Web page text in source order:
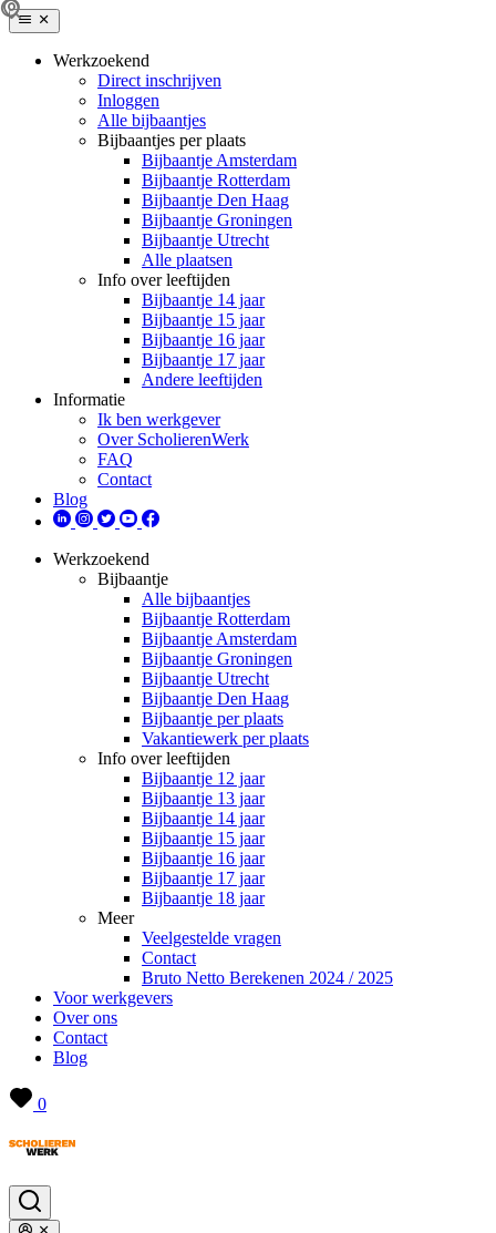
Werkzoekend
Direct inschrijven
Inloggen
Alle bijbaantjes
Bijbaantjes per plaats
Bijbaantje Amsterdam
Bijbaantje Rotterdam
Bijbaantje Den Haag
Bijbaantje Groningen
Bijbaantje Utrecht
Alle plaatsen
Info over leeftijden
Bijbaantje 14 jaar
Bijbaantje 15 jaar
Bijbaantje 16 jaar
Bijbaantje 17 jaar
Andere leeftijden
Informatie
Ik ben werkgever
Over ScholierenWerk
FAQ
Contact
Blog
Werkzoekend
Bijbaantje
Alle bijbaantjes
Bijbaantje Rotterdam
Bijbaantje Amsterdam
Bijbaantje Groningen
Bijbaantje Utrecht
Bijbaantje Den Haag
Bijbaantje per plaats
Vakantiewerk per plaats
Info over leeftijden
Bijbaantje 12 jaar
Bijbaantje 13 jaar
Bijbaantje 14 jaar
Bijbaantje 15 jaar
Bijbaantje 16 jaar
Bijbaantje 17 jaar
Bijbaantje 18 jaar
Meer
Veelgestelde vragen
Contact
Bruto Netto Berekenen 2024 / 2025
Voor werkgevers
Over ons
Contact
Blog
0